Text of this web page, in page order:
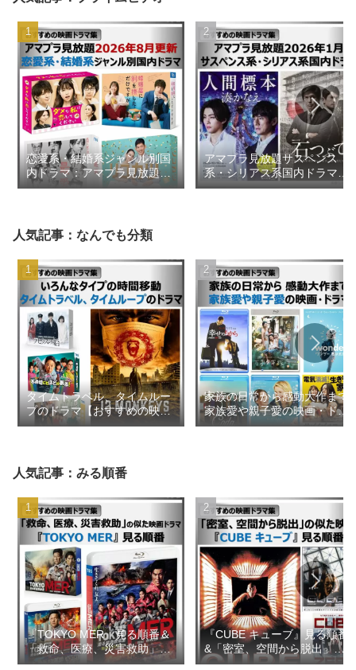
恋愛系・結婚系ジャンル別国
内ドラマ：アマプラ見放題
2026年8月更新【おすすめの
アマプラ見放題サスペンス
系・シリアス系国内ドラマ
2026年1月【おすすめの映画
人気記事：なんでも分類
タイムトラベル、タイムルー
プのドラマ【おすすめの映画
ドラマ集】
家族の日常から感動大作まで
家族愛や親子愛の映画・ドラ
マ【おすすめの映画ドラマ
人気記事：みる順番
『TOKYO MER』見る順番＆
「救命、医療、災害救助」の
似た映画ドラマ【おすすめの
『CUBE キューブ』見る順番
&「密室、空間から脱出」の
似た映画【おすすめの映画ド